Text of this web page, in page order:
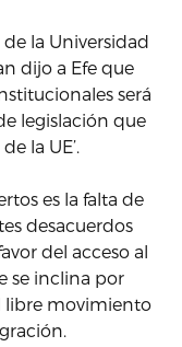
la Universidad
dijo a Efe que
será
legislación que
la UE’.
es la falta de
desacuerdos
del acceso al
se inclina por
libre movimiento